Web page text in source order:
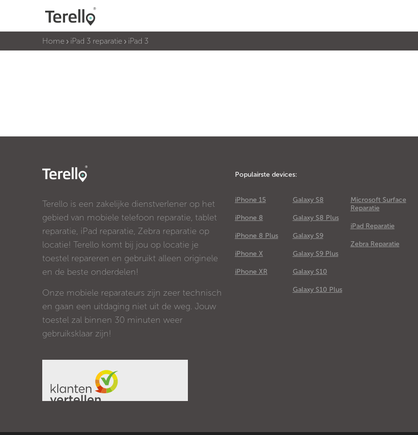
Home iPad 3 reparatie iPad 3
Terello is een zakelijke dienstverlener op het
gebied van mobiele telefoon reparatie, tablet
reparatie, iPad reparatie, Zebra reparatie op
locatie! Terello komt bij jou op locatie je
toestel repareren en gebruikt alleen originele
en de beste onderdelen!
Onze mobiele reparateurs zijn zeer technisch
en gaan een uitdaging niet uit de weg. Jouw
toestel zal binnen 30 minuten weer
gebruiksklaar zijn!
Populairste devices:
iPhone 15
iPhone 8
iPhone 8 Plus
iPhone X
iPhone XR
Galaxy S8
Galaxy S8 Plus
Galaxy S9
Galaxy S9 Plus
Galaxy S10
Galaxy S10 Plus
Microsoft Surface
Reparatie
iPad Reparatie
Zebra Reparatie